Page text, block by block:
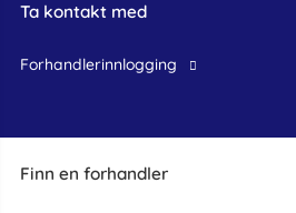
Finn en forhandler
Ta kontakt med
forhandlerinnlogging